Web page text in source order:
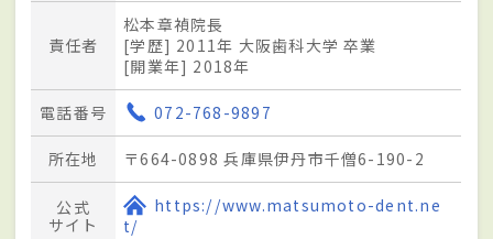
責任者
松本章禎院長
[学歴] 2011年 大阪歯科大学 卒業
[開業年] 2018年
電話番号 072-768-9897
所在地 〒664-0898 兵庫県伊丹市千僧6-190-2
公式
サイト
https://www.matsumoto-dent.ne
t/